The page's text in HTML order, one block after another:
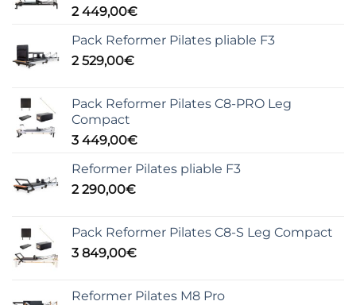
2 449,00€
Pack Reformer Pilates pliable F3
2 529,00€
Pack Reformer Pilates C8-PRO Leg
Compact
3 449,00€
Reformer Pilates pliable F3
2 290,00€
Pack Reformer Pilates C8-S Leg Compact
3 849,00€
Reformer Pilates M8 Pro